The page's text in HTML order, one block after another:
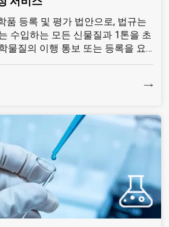
품 등록 및 평가 법안으로, 법규는
수입하는 모든 신물질과 1톤을 초
물질의 이행 통보 또는 등록을 요